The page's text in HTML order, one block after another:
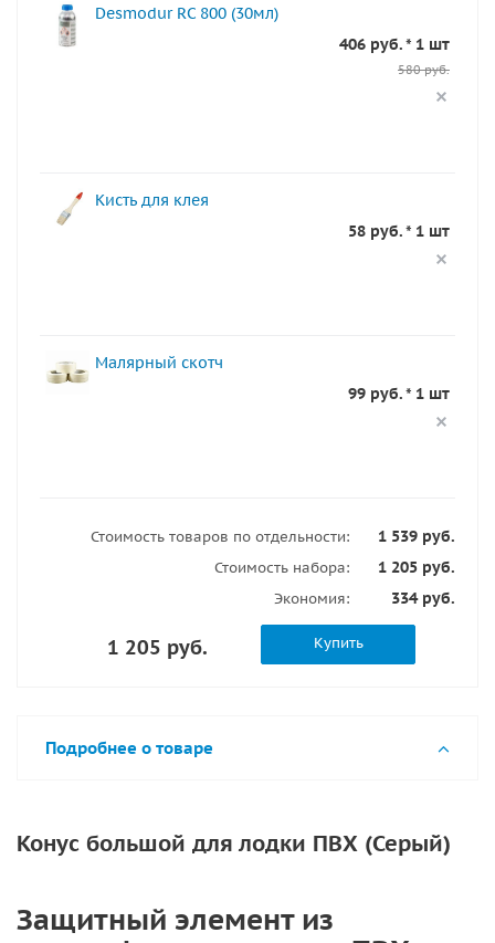
Desmodur RC 800 (30мл)
406 руб. * 1 шт
580 руб.
Кисть для клея
58 руб. * 1 шт
Малярный скотч
99 руб. * 1 шт
Стоимость товаров по отдельности: 1 539 руб.
Стоимость набора: 1 205 руб.
Экономия: 334 руб.
1 205 руб. Купить
Подробнее о товаре
Конус большой для лодки ПВХ (Серый)
Защитный элемент из